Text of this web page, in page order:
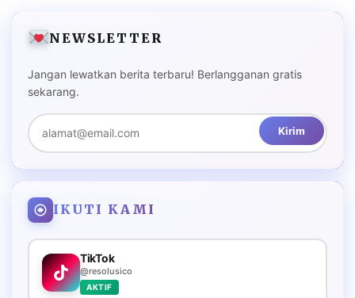
NEWSLETTER
Jangan lewatkan berita terbaru! Berlangganan gratis
sekarang.
Kirim
IKUTI KAMI
TikTok
@resolusico
AKTIF